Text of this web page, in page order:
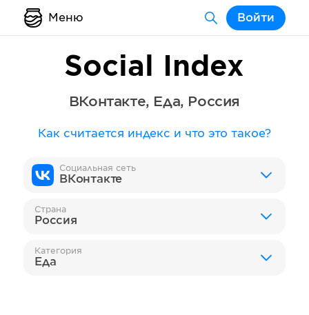
Меню Войти
Social Index
ВКонтакте, Еда, Россия
Как считается индекс и что это такое?
Социальная сеть
ВКонтакте
Страна
Россия
Категория
Еда